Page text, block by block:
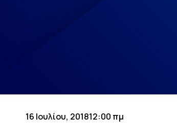
16 Ιουλίου, 201812:00 πμ